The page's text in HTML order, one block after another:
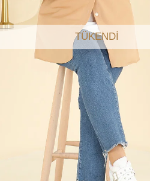
TÜKENDİ